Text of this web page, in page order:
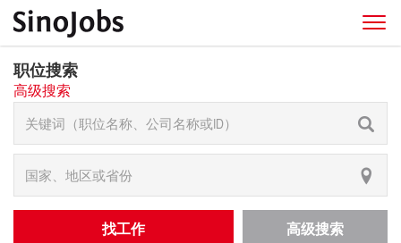
职位搜索
高级搜索
找工作 高级搜索